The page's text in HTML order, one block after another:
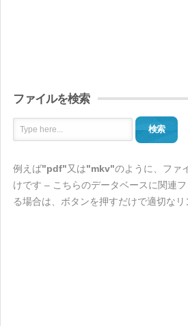
ファイルを検索
検索
例えば"pdf"又は"mkv"のように、ファ
けです – こちらのデータベースに関連
る場合は、ボタンを押すだけで適切なリ